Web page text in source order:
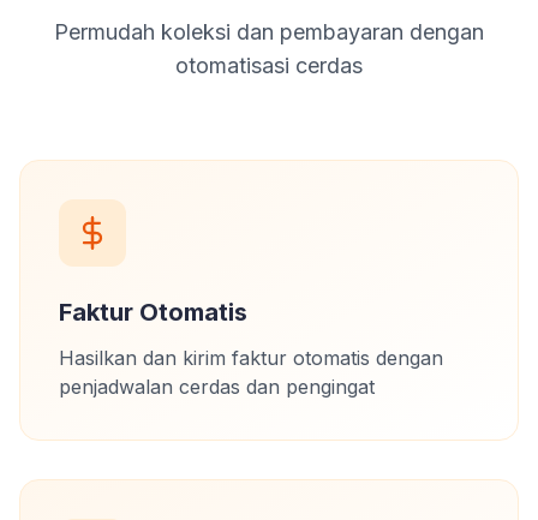
Permudah koleksi dan pembayaran dengan
otomatisasi cerdas
Faktur Otomatis
Hasilkan dan kirim faktur otomatis dengan
penjadwalan cerdas dan pengingat